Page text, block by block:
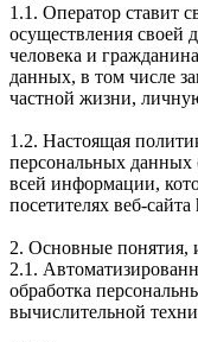
1.1. Оператор ставит
осуществления своей
человека и
данных, в том числе
частной жизни,
1.2. Настоящая
персональных
всей информации,
посетителях веб-
2. Основные понятия,
2.1.
обработка
вычислительной